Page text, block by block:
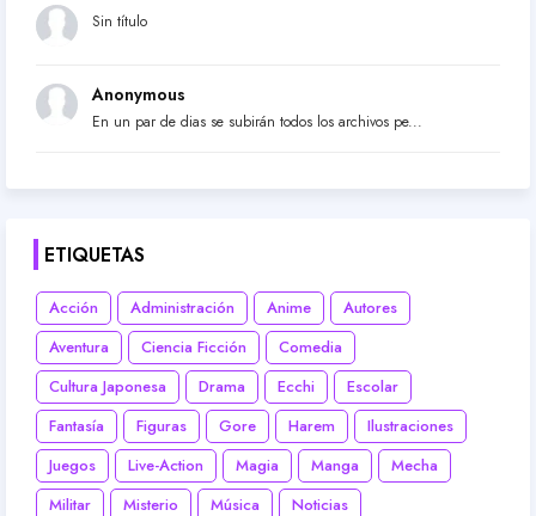
Sin título
Anonymous
En un par de dias se subirán todos los archivos pe...
ETIQUETAS
Acción Administración Anime
Autores
Aventura
Ciencia Ficción
Comedia
Cultura Japonesa
Drama Ecchi
Escolar
Fantasía
Figuras Gore Harem
Ilustraciones
Juegos
Live-Action Magia Manga
Mecha
Militar
Misterio Música
Noticias